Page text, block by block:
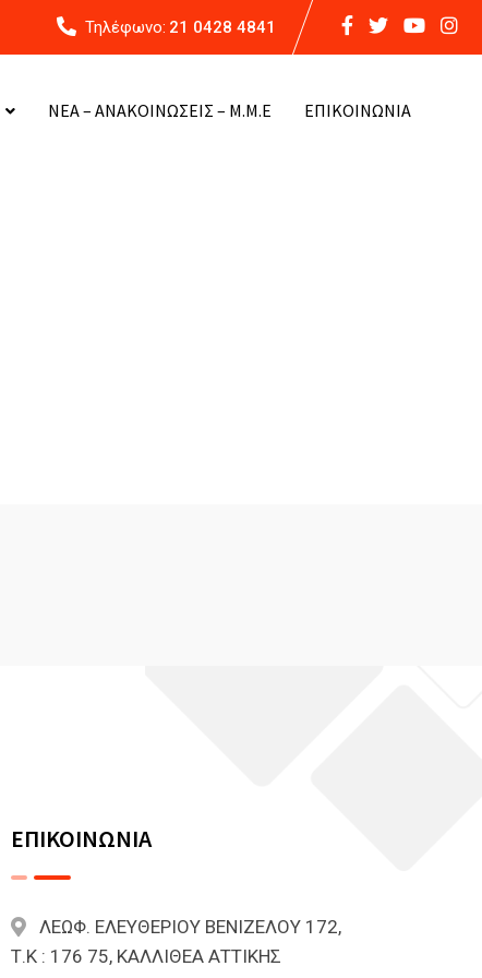
Τηλέφωνο: 21 0428 4841
ΝΕΑ – ΑΝΑΚΟΙΝΩΣΕΙΣ – Μ.Μ.Ε ΕΠΙΚΟΙΝΩΝΙΑ
ΕΠΙΚΟΙΝΩΝΙΑ
ΛΕΩΦ. ΕΛΕΥΘΕΡΙΟΥ ΒΕΝΙΖΕΛΟΥ 172,
Τ.Κ : 176 75, ΚΑΛΛΙΘΕΑ ΑΤΤΙΚΗΣ